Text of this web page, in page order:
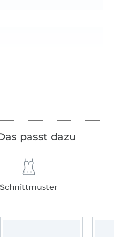
passt dazu
Schnittmuster